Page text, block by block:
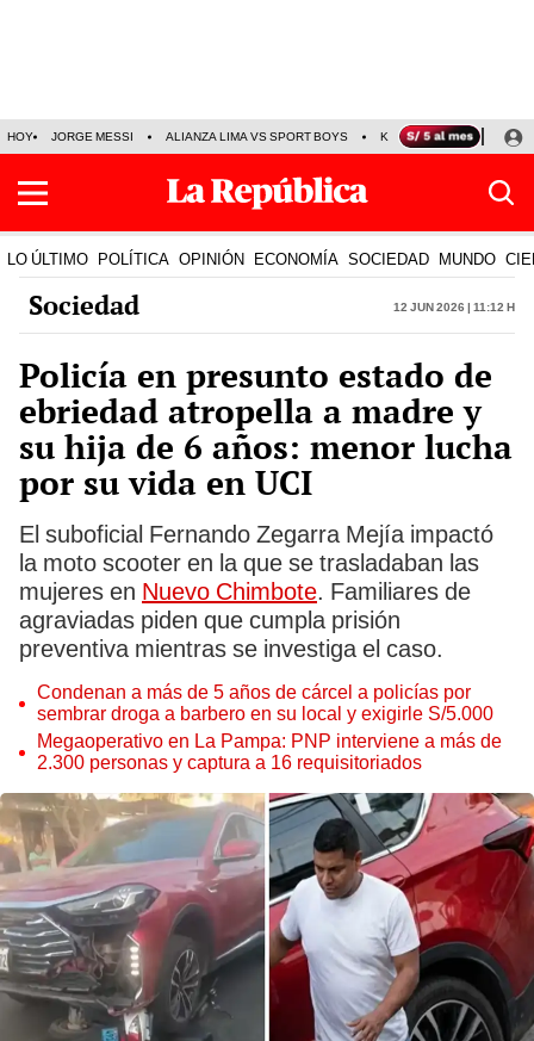
HOY JORGE MESSI ALIANZA LIMA VS SPORT BOYS KENJI FUJIMORI
LO ÚLTIMO POLÍTICA OPINIÓN ECONOMÍA SOCIEDAD MUNDO
Sociedad 12 Jun 2026 | 11:12 h
Policía en presunto estado de
ebriedad atropella a madre y
su hija de 6 años: menor lucha
por su vida en UCI
El suboficial Fernando Zegarra Mejía impactó
la moto scooter en la que se trasladaban las
mujeres en Nuevo Chimbote. Familiares de
agraviadas piden que cumpla prisión
preventiva mientras se investiga el caso.
Condenan a más de 5 años de cárcel a policías por
sembrar droga a barbero en su local y exigirle S/5.000
Megaoperativo en La Pampa: PNP interviene a más de
2.300 personas y captura a 16 requisitoriados